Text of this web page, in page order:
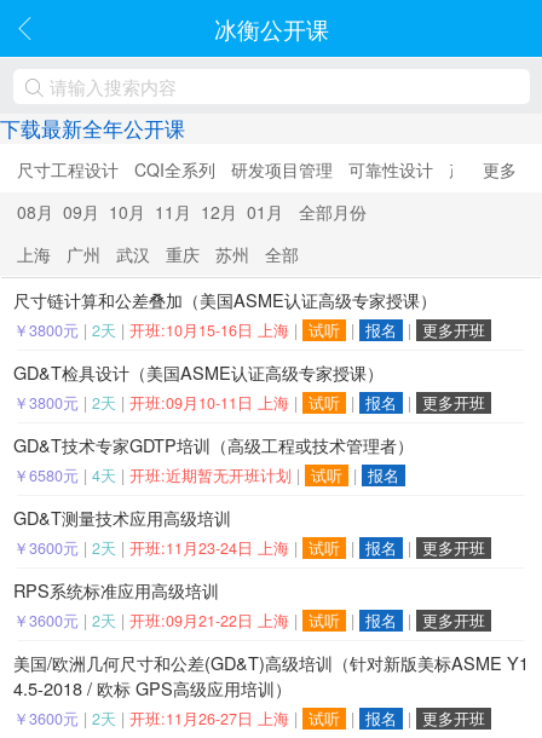
冰衡公开课
下载最新全年公开课
尺寸工程设计 CQI全系列 研发项目管理 可靠性设计 产品优化设
更多
08月 09月 10月 11月 12月 01月
全部月份
上海
广州 武汉 重庆 苏州 全部
尺寸链计算和公差叠加（美国ASME认证高级专家授课）
￥3800元 | 2天 | 开班:10月15-16日 上海 | 试听 | 报名 | 更多开班
GD&T检具设计（美国ASME认证高级专家授课）
￥3800元 | 2天 | 开班:09月10-11日 上海 | 试听 | 报名 | 更多开班
GD&T技术专家GDTP培训（高级工程或技术管理者）
￥6580元 | 4天 | 开班:近期暂无开班计划 | 试听 | 报名
GD&T测量技术应用高级培训
￥3600元 | 2天 | 开班:11月23-24日 上海 | 试听 | 报名 | 更多开班
RPS系统标准应用高级培训
￥3600元 | 2天 | 开班:09月21-22日 上海 | 试听 | 报名 | 更多开班
美国/欧洲几何尺寸和公差(GD&T)高级培训（针对新版美标ASME Y1
4.5-2018 / 欧标 GPS高级应用培训）
￥3600元 | 2天 | 开班:11月26-27日 上海 | 试听 | 报名 | 更多开班